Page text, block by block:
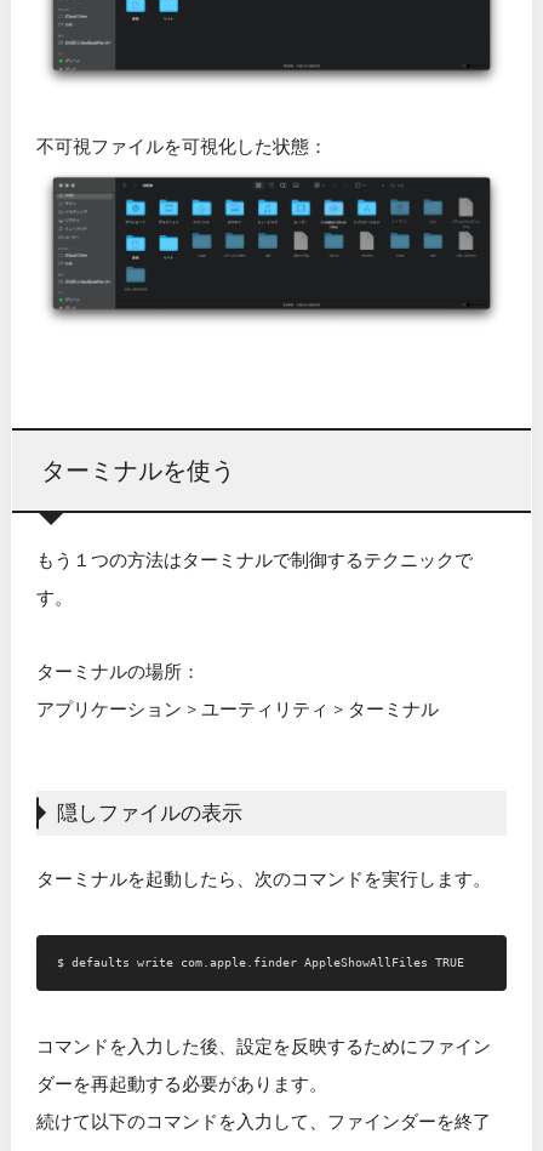
不可視ファイルを可視化した状態：
ターミナルを使う
もう１つの方法はターミナルで制御するテクニックで
す。
ターミナルの場所：
アプリケーション > ユーティリティ > ターミナル
隠しファイルの表示
ターミナルを起動したら、次のコマンドを実行します。
コマンドを入力した後、設定を反映するためにファイン
ダーを再起動する必要があります。
続けて以下のコマンドを入力して、ファインダーを終了